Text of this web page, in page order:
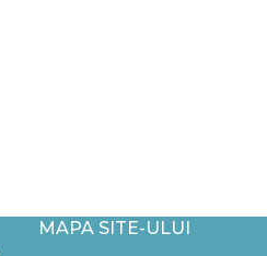
MAPA SITE-ULUI